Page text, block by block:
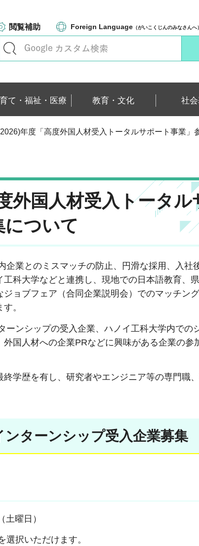
閲覧補助 Foreign Language （がいこくじんのみなさんへ）
て・福祉・医療 教育・文化 社
年度「高度外国人材受入トータルサポート事業」
外国人材受入トータル
について
業とのミスマッチの防止、円滑な採用、入社
科大学などと連携し、現地での日本語教育、
ョブフェア（合同企業説明会）でのマッチン
。
ーンシップの受入企業、ハノイ工科大学内での
国人材への企業PRなどに興味がある企業の参
学歴を有し、研究者やエンジニア等の専門職
ターンシップ受入企業募集
曜日）
択いただけます。